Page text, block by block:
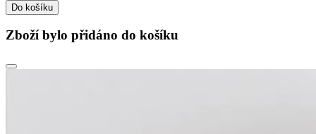
Do košíku
Zboží bylo přidáno do košíku